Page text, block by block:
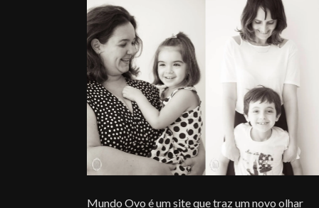
Mundo Ovo é um site que traz um novo olhar